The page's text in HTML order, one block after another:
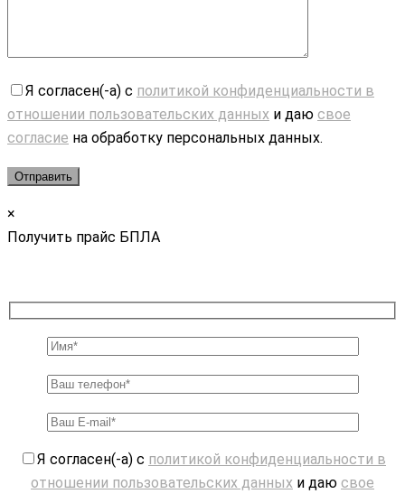
Я согласен(-а) с политикой конфиденциальности в
отношении пользовательских данных и даю свое
согласие на обработку персональных данных.
×
Получить прайс БПЛА
Я согласен(-а) с политикой конфиденциальности в
отношении пользовательских данных и даю свое